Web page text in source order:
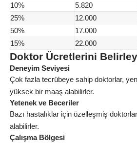
10%
5.820
25%
12.000
50%
17.000
15%
22.000
Doktor Ücretlerini
Deneyim Seviyesi
Çok fazla tecrübeye sahip doktorlar,
yüksek bir maaş alabilirler.
Yetenek ve Beceriler
Bazı hastalıklar için özelleşmiş
alabilirler.
Çalışma Bölgesi